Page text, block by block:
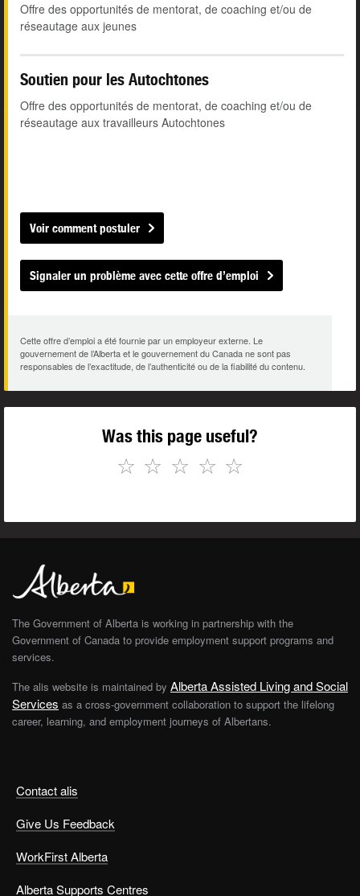
Offre des opportunités de mentorat, de coaching et/ou de
réseautage aux jeunes
Soutien pour les Autochtones
Offre des opportunités de mentorat, de coaching et/ou de
réseautage aux travailleurs Autochtones
Voir comment postuler
Signaler un problème avec cette offre d’emploi
Cette offre d’emploi a été fournie par un employeur externe. Le
gouvernement de l’Alberta et le gouvernement du Canada ne sont pas
responsables de l’exactitude, de l’authenticité ou de la fiabilité du contenu.
Was this page useful?
☆
☆
☆
☆
☆
Contact alis
Give Us Feedback
WorkFirst Alberta
Alberta Supports Centres
The Government of Alberta is working in partnership with the
Government of Canada to provide employment support programs and
services.
The alis website is maintained by Alberta Assisted Living and Social
Services as a cross-government collaboration to support the lifelong
career, learning, and employment journeys of Albertans.